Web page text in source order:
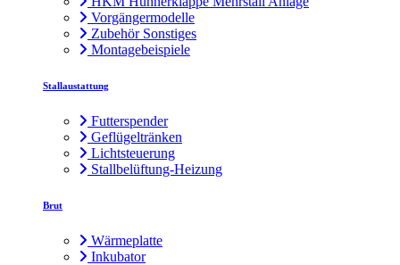
Vorgängermodelle
Zubehör Sonstiges
Montagebeispiele
Stallaustattung
Futterspender
Geflügeltränken
Lichtsteuerung
Stallbelüftung-Heizung
Brut
Wärmeplatte
Inkubator